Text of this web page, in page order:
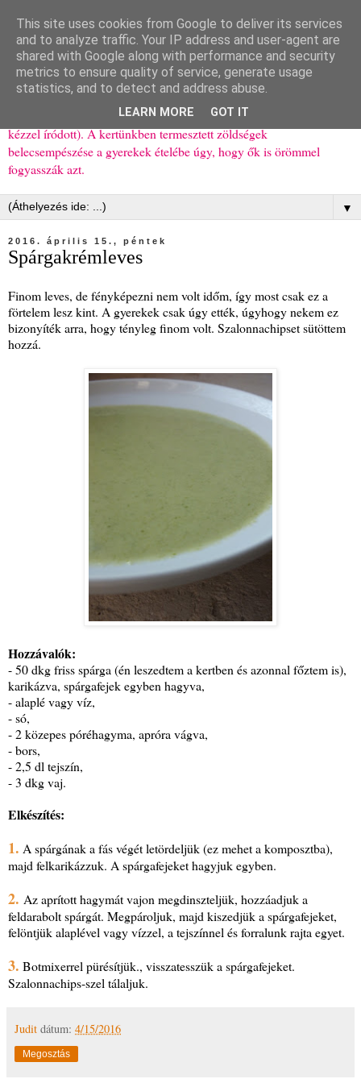
Ízőrző
Kisgyerekes család kipróbált, többnyire egészséges ételeket
bemutató receptjei a mindennapokra (mert a papírfecniket folyton
elhagyom) és gyerekeimnek ajándékba (mint régen, csak ez nem
kézzel íródott). A kertünkben termesztett zöldségek
belecsempészése a gyerekek ételébe úgy, hogy ők is örömmel
fogyasszák azt.
▼
2016. április 15., péntek
Spárgakrémleves
Finom leves, de fényképezni nem volt időm, így most csak ez a
förtelem lesz kint. A gyerekek csak úgy ették, úgyhogy nekem ez
bizonyíték arra, hogy tényleg finom volt. Szalonnachipset sütöttem
hozzá.
Hozzávalók:
- 50 dkg friss spárga (én leszedtem a kertben és azonnal főztem is),
karikázva, spárgafejek egyben hagyva,
- alaplé vagy víz,
- só,
- 2 közepes póréhagyma, apróra vágva,
- bors,
- 2,5 dl tejszín,
- 3 dkg vaj.
Elkészítés:
1. A spárgának a fás végét letördeljük (ez mehet a komposztba),
majd felkarikázzuk. A spárgafejeket hagyjuk egyben.
2. Az aprított hagymát vajon megdinszteljük, hozzáadjuk a
feldarabolt spárgát. Megpároljuk, majd kiszedjük a spárgafejeket,
felöntjük alaplével vagy vízzel, a tejszínnel és forralunk rajta egyet.
3. Botmixerrel pürésítjük., visszatesszük a spárgafejeket.
Szalonnachips-szel tálaljuk.
Judit dátum: 4/15/2016
Megosztás
This site uses cookies from Google to deliver its services
and to analyze traffic. Your IP address and user-agent are
shared with Google along with performance and security
metrics to ensure quality of service, generate usage
statistics, and to detect and address abuse.
LEARN MORE GOT IT